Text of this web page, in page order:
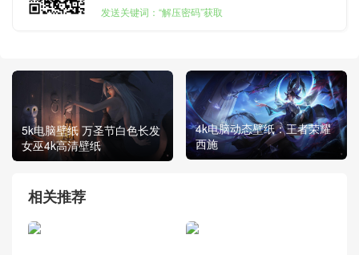
发送关键词：“解压密码”获取
5k电脑壁纸 万圣节白色长发
女巫4k高清壁纸
4k电脑动态壁纸：王者荣耀
西施
相关推荐